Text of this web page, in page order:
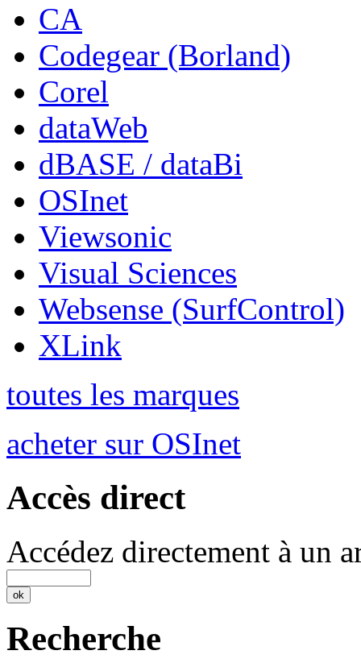
CA
Codegear (Borland)
Corel
dataWeb
dBASE / dataBi
OSInet
Viewsonic
Visual Sciences
Websense (SurfControl)
XLink
toutes les marques
acheter sur OSInet
Accès direct
Accédez directement à un
Recherche